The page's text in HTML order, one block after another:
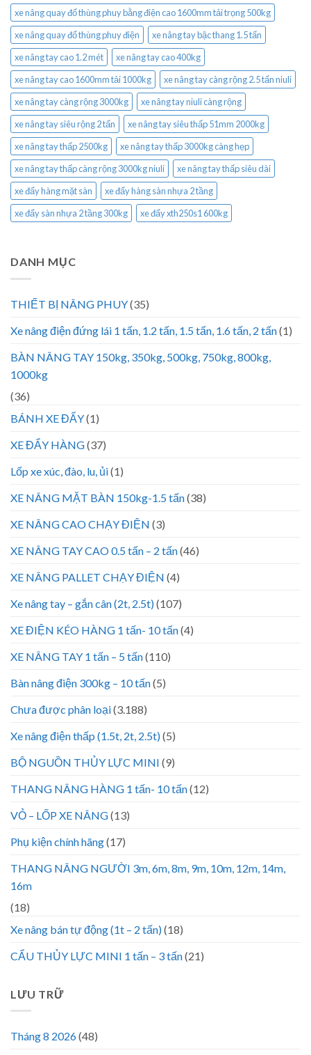
xe nâng quay đổ thùng phuy bằng điện cao 1600mm tải trọng 500kg
xe nâng quay đổ thùng phuy điện
xe nâng tay bậc thang 1.5 tấn
xe nâng tay cao 1.2 mét
xe nâng tay cao 400kg
xe nâng tay cao 1600mm tải 1000kg
xe nâng tay càng rộng 2.5 tấn niuli
xe nâng tay càng rộng 3000kg
xe nâng tay niuli càng rộng
xe nâng tay siêu rộng 2 tấn
xe nâng tay siêu thấp 51mm 2000kg
xe nâng tay thấp 2500kg
xe nâng tay thấp 3000kg càng hẹp
xe nâng tay thấp càng rộng 3000kg niuli
xe nâng tay thấp siêu dài
xe đẩy hàng mặt sàn
xe đẩy hàng sàn nhựa 2 tầng
xe đẩy sàn nhựa 2 tầng 300kg
xe đẩy xth250s1 600kg
DANH MỤC
THIẾT BỊ NÂNG PHUY(35)
Xe nâng điện đứng lái 1 tấn, 1.2 tấn, 1.5 tấn, 1.6 tấn, 2 tấn(1)
BÀN NÂNG TAY 150kg, 350kg, 500kg, 750kg, 800kg,
1000kg
(36)
BÁNH XE ĐẨY(1)
XE ĐẨY HÀNG(37)
Lốp xe xúc, đào, lu, ủi(1)
XE NÂNG MẶT BÀN 150kg-1.5 tấn(38)
XE NÂNG CAO CHẠY ĐIỆN (3)
XE NÂNG TAY CAO 0.5 tấn – 2 tấn(46)
XE NÂNG PALLET CHẠY ĐIỆN (4)
Xe nâng tay – gắn cân (2t, 2.5t)(107)
XE ĐIỆN KÉO HÀNG 1 tấn- 10 tấn(4)
XE NÂNG TAY 1 tấn – 5 tấn(110)
Bàn nâng điện 300kg – 10 tấn(5)
Chưa được phân loại(3.188)
Xe nâng điện thấp (1.5t, 2t, 2.5t)(5)
BỘ NGUỒN THỦY LỰC MINI (9)
THANG NÂNG HÀNG 1 tấn- 10 tấn(12)
VỎ – LỐP XE NÂNG(13)
Phụ kiện chính hãng(17)
THANG NÂNG NGƯỜI 3m, 6m, 8m, 9m, 10m, 12m, 14m,
16m
(18)
Xe nâng bán tự động (1t – 2 tấn)(18)
CẨU THỦY LỰC MINI 1 tấn – 3 tấn(21)
LƯU TRỮ
Tháng 8 2026(48)